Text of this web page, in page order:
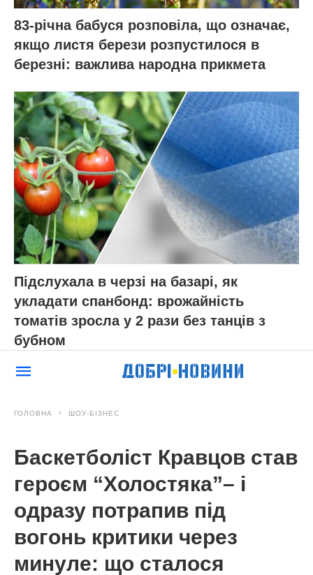
83-річна бабуся розповіла, що означає,
якщо листя берези розпустилося в
березні: важлива народна прикмета
Підслухала в черзі на базарі, як
укладати спанбонд: врожайність
томатів зросла у 2 рази без танців з
бубном